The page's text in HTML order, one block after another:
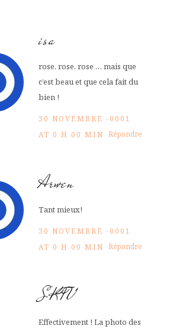
isa
rose, rose, rose … mais que
c’est beau et que cela fait du
bien !
30 NOVEMBRE -0001
AT 0 H 00 MIN Répondre
Arwen
Tant mieux!
30 NOVEMBRE -0001
AT 0 H 00 MIN Répondre
SKTV
Effectivement ! La photo des